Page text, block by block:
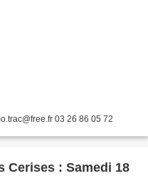
03 26 86 05 72
Cerises : Samedi 18